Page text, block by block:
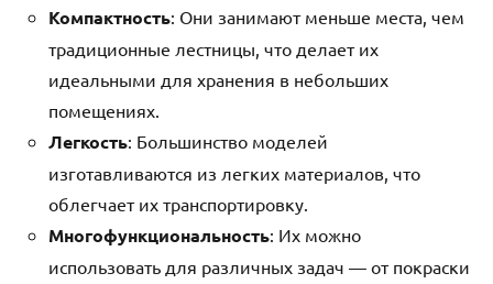
Компактность: Они занимают меньше места, чем
традиционные лестницы, что делает их
идеальными для хранения в небольших
помещениях.
Легкость: Большинство моделей
изготавливаются из легких материалов, что
облегчает их транспортировку.
Многофункциональность: Их можно
использовать для различных задач — от покраски